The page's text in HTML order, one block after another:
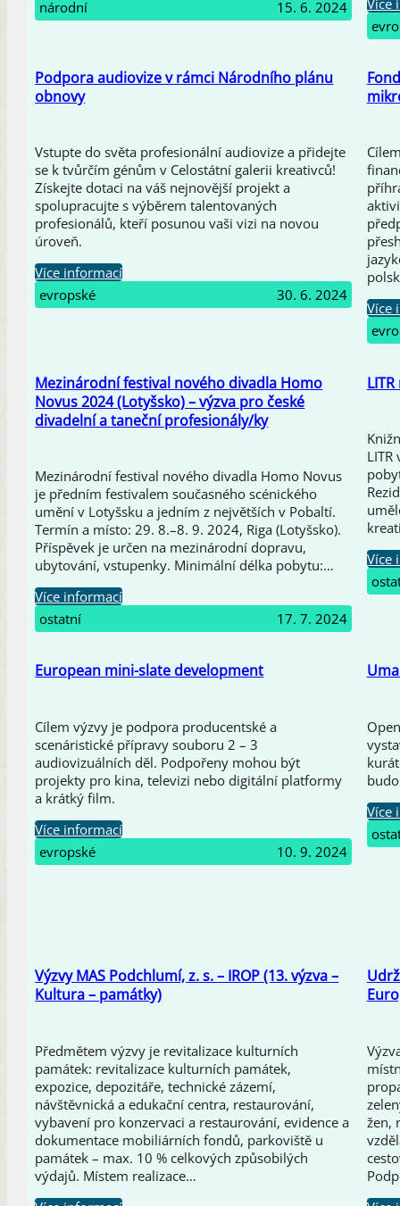
národní 15. 6. 2024
Více
Podpora audiovize v rámci Národního plánu
obnovy
Vstupte do světa profesionální audiovize a přidejte
se k tvůrčím génům v Celostátní galerii kreativců!
Získejte dotaci na váš nejnovější projekt a
spolupracujte s výběrem talentovaných
profesionálů, kteří posunou vaši vizi na novou
úroveň.
Více informací
evropské
30. 6. 2024
Více
Mezinárodní festival nového divadla Homo
Novus 2024 (Lotyšsko) – výzva pro české
divadelní a taneční profesionály/ky
Mezinárodní festival nového divadla Homo Novus
je předním festivalem současného scénického
umění v Lotyšsku a jedním z největších v Pobaltí.
Termín a místo: 29. 8.–8. 9. 2024, Riga (Lotyšsko).
Příspěvek je určen na mezinárodní dopravu,
ubytování, vstupenky. Minimální délka pobytu:…
Více informací
ostatní
17. 7. 2024
LITR
Více
European mini-slate development
Cílem výzvy je podpora producentské a
scenáristické přípravy souboru 2 – 3
audiovizuálních děl. Podpořeny mohou být
projekty pro kina, televizi nebo digitální platformy
a krátký film.
Více informací
evropské
10. 9. 2024
Více
Výzvy MAS Podchlumí, z. s. – IROP (13. výzva –
Kultura – památky)
Předmětem výzvy je revitalizace kulturních
památek: revitalizace kulturních památek,
expozice, depozitáře, technické zázemí,
návštěvnická a edukační centra, restaurování,
vybavení pro konzervaci a restaurování, evidence a
dokumentace mobiliárních fondů, parkoviště u
památek – max. 10 % celkových způsobilých
výdajů. Místem realizace…
žen,